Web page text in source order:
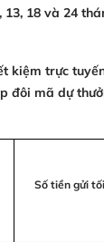
13, 18 và 24
kiệm trực
đôi mã dự
Số tiền gửi